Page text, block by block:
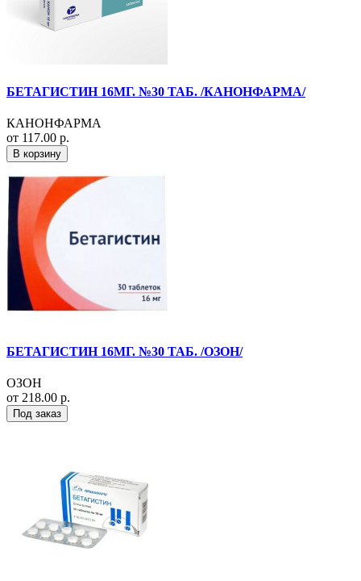
БЕТАГИСТИН 16МГ. №30 ТАБ. /КАНОНФАРМА/
КАНОНФАРМА
от 117.00 р.
В корзину
БЕТАГИСТИН 16МГ. №30 ТАБ. /ОЗОН/
ОЗОН
от 218.00 р.
Под заказ